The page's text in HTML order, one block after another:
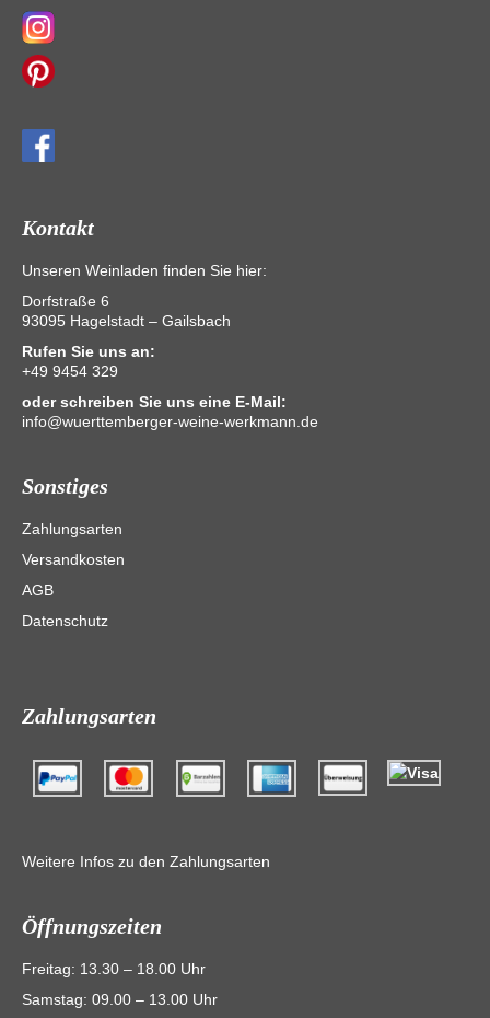
Kontakt
Unseren Weinladen finden Sie hier:
Dorfstraße 6
93095 Hagelstadt – Gailsbach
Rufen Sie uns an:
+49 9454 329
oder schreiben Sie uns eine E-Mail:
info@wuerttemberger-weine-werkmann.de
Sonstiges
Zahlungsarten
Versandkosten
AGB
Datenschutz
Zahlungsarten
Weitere Infos zu den Zahlungsarten
Öffnungszeiten
Freitag: 13.30 – 18.00 Uhr
Samstag: 09.00 – 13.00 Uhr